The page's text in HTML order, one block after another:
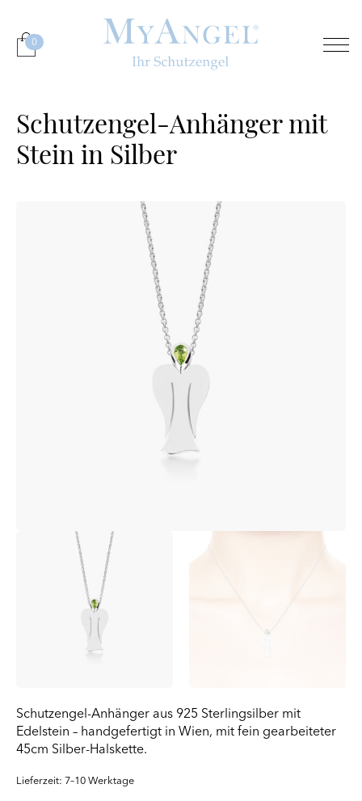
0
Schutzengel-Anhänger mit
Stein in Silber
Schutzengel-Anhänger aus 925 Sterlingsilber mit
Edelstein – handgefertigt in Wien, mit fein gearbeiteter
45cm Silber-Halskette.
Lieferzeit: 7–10 Werktage